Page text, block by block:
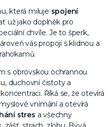
která miluje spojení
už jako doplněk pro
chvíle. Je to šperk,
vás propojí s klidnou a
s obrovskou ochrannou
duchovní čistoty a
Říká se, že otevírá
vnímání a otevírá
stres a všechny